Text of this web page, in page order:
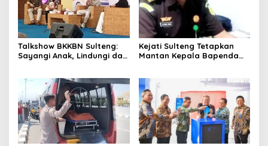
Talkshow BKKBN Sulteng:
Sayangi Anak, Lindungi dan
Bijak Bermedia Digital
Kejati Sulteng Tetapkan
Mantan Kepala Bapenda
Pertambangan